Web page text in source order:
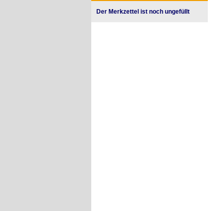
Der Merkzettel ist noch ungefüllt